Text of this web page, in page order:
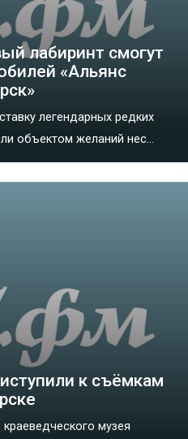
лабиринт смогут
«Альянс
легендарных редких
объектом желаний нес...
к съёмкам
музея